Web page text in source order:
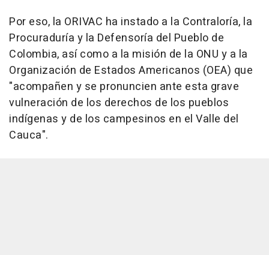
Por eso, la ORIVAC ha instado a la Contraloría, la
Procuraduría y la Defensoría del Pueblo de
Colombia, así como a la misión de la ONU y a la
Organización de Estados Americanos (OEA) que
"acompañen y se pronuncien ante esta grave
vulneración de los derechos de los pueblos
indígenas y de los campesinos en el Valle del
Cauca".